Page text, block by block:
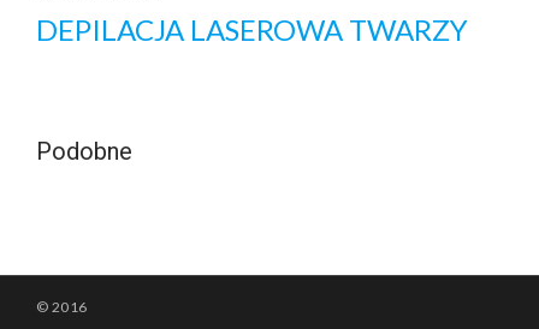
DEPILACJA LASEROWA TWARZY
Podobne
© 2016